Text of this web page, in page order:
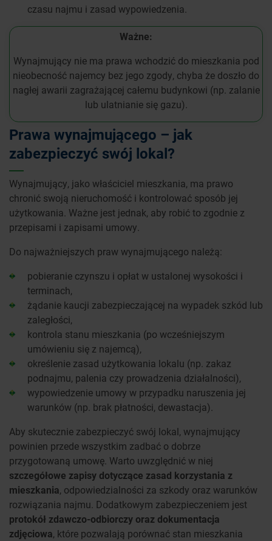
czasu najmu i zasad wypowiedzenia.
Ważne:
Wynajmujący nie ma prawa wchodzić do mieszkania pod
nieobecność najemcy bez jego zgody, chyba że doszło do
nagłej awarii zagrażającej całemu budynkowi (np. zalanie
lub ulatnianie się gazu).
Prawa wynajmującego – jak
zabezpieczyć swój lokal?
Wynajmujący, jako właściciel mieszkania, ma prawo
chronić swoją nieruchomość i kontrolować sposób jej
użytkowania. Ważne jest jednak, aby robić to zgodnie z
przepisami i zapisami umowy.
Do najważniejszych praw wynajmującego należą:
pobieranie czynszu i opłat w ustalonej wysokości i
terminach,
żądanie kaucji zabezpieczającej na wypadek szkód lub
zaległości,
kontrola stanu mieszkania (po wcześniejszym
umówieniu się z najemcą),
określenie zasad użytkowania lokalu (np. zakaz
podnajmu, palenia czy prowadzenia działalności),
wypowiedzenie umowy w przypadku naruszenia jej
warunków (np. brak płatności, dewastacja).
Aby skutecznie zabezpieczyć swój lokal, wynajmujący
powinien przede wszystkim zadbać o dobrze
przygotowaną umowę. Warto uwzględnić w niej
szczegółowe zapisy dotyczące zasad korzystania z
mieszkania, odpowiedzialności za szkody oraz warunków
rozwiązania najmu. Dodatkowym zabezpieczeniem jest
protokół zdawczo-odbiorczy oraz dokumentacja
zdjęciowa, które pozwalają porównać stan mieszkania